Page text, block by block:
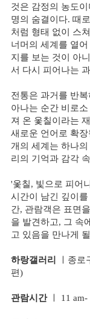
것은 감정의 농도
명의 숨결이다. 때
처럼 형태 없이 스
너머의 세계를 열
지를 보는 것이 아
서 다시 피어나는
전통은 과거를 반
아나는 순간 비로
져 온 옻칠이라는
새로운 언어로 확
개의 세계는 하나
리의 기억과 감각
'옻칠, 빛으로 피어
시간이 남긴 깊이
간, 관람객은 표면
을 발견하고, 그 속
고 있음을 만나게
하랑갤러리
ㅣ종
편)
관람시간 ㅣ 11